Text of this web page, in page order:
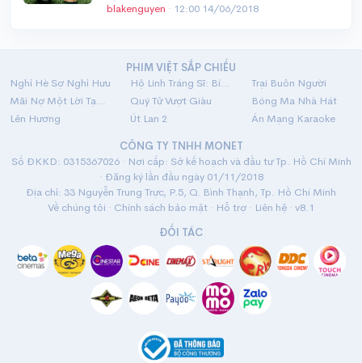
blakenguyen · 12:00 14/06/2018
PHIM VIỆT SẮP CHIẾU
Nghỉ Hè Sợ Nghỉ Hưu
Hộ Linh Tráng Sĩ: Bí Ẩn Mộ Vua Đinh
Trại Buôn Người
Mãi Nợ Một Lời Tạm Biệt
Quý Tử Vượt Giàu
Bóng Ma Nhà Hát
Lên Hương
Út Lan 2
Án Mạng Karaoke
CÔNG TY TNHH MONET
Số ĐKKD: 0315367026 · Nơi cấp: Sở kế hoạch và đầu tư Tp. Hồ Chí Minh
· Đăng ký lần đầu ngày 01/11/2018
Địa chỉ: 33 Nguyễn Trung Trực, P.5, Q. Bình Thạnh, Tp. Hồ Chí Minh
Về chúng tôi · Chính sách bảo mật · Hỗ trợ · Liên hệ · v8.1
ĐỐI TÁC